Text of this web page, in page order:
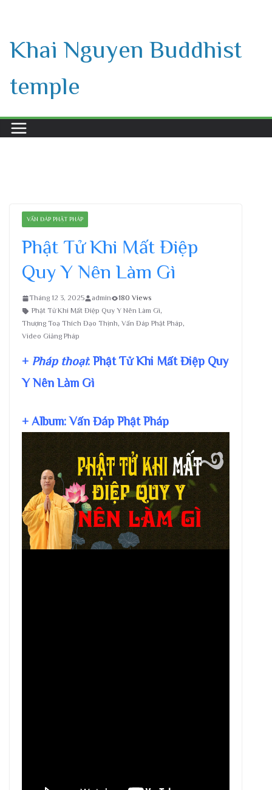
content
Khai Nguyen Buddhist
temple
VẤN ĐÁP PHẬT PHÁP
Phật Tử Khi Mất Điệp
Quy Y Nên Làm Gì
Tháng 12 3, 2025 admin
180 Views
Phật Tử Khi Mất Điệp Quy Y Nên Làm Gì,
Thượng Toạ Thích Đạo Thịnh, Vấn Đáp Phật Pháp,
Video Giảng Pháp
+ Pháp thoại: Phật Tử Khi Mất Điệp Quy
Y Nên Làm Gì
+ Album: Vấn Đáp Phật Pháp